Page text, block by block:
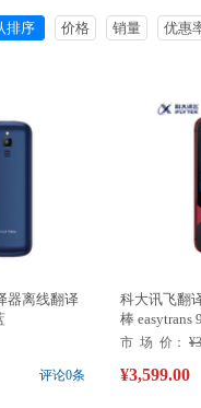
排序 价格 销量 优惠
器离线翻译
评论0条
科大讯飞翻
棒 easytrans
市 场 价：
¥3,599.00